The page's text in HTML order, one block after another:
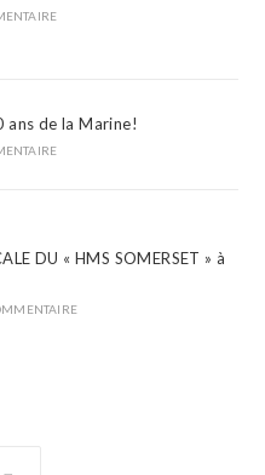
ans de la Marine!
DU « HMS SOMERSET » à